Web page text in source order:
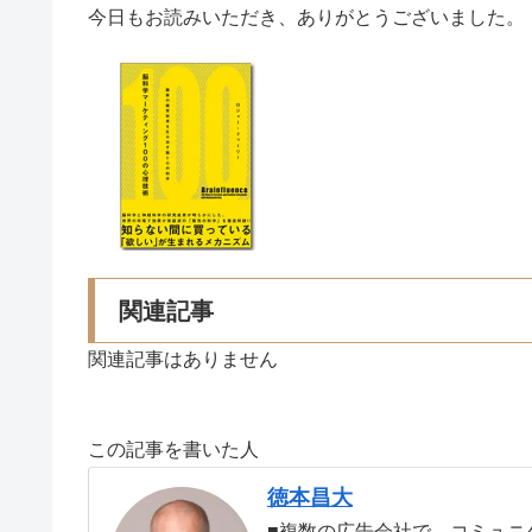
今日もお読みいただき、ありがとうございました。
関連記事
関連記事はありません
この記事を書いた人
徳本昌大